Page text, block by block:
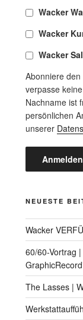
Wacker
Wacker
Wacker
Abonniere
verpasse
Nachname ist
persönlichen
unserer
NEUESTE
Wacker
60/60-Vortrag
The Lasses |